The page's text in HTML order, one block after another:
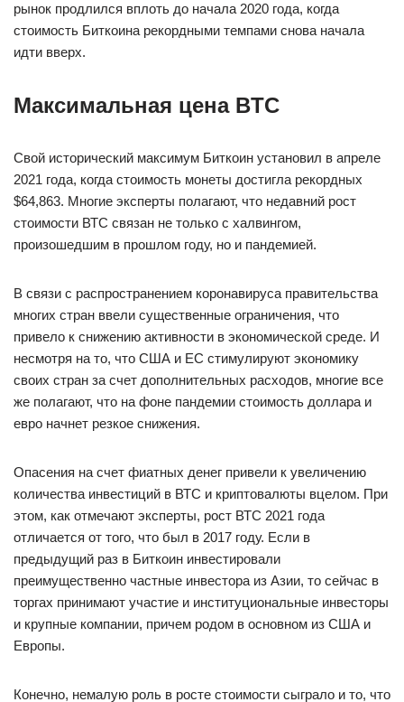
рынок продлился вплоть до начала 2020 года, когда
стоимость Биткоина рекордными темпами снова начала
идти вверх.
Максимальная цена BTC
Свой исторический максимум Биткоин установил в апреле
2021 года, когда стоимость монеты достигла рекордных
$64,863. Многие эксперты полагают, что недавний рост
стоимости ВТС связан не только с халвингом,
произошедшим в прошлом году, но и пандемией.
В связи с распространением коронавируса правительства
многих стран ввели существенные ограничения, что
привело к снижению активности в экономической среде. И
несмотря на то, что США и ЕС стимулируют экономику
своих стран за счет дополнительных расходов, многие все
же полагают, что на фоне пандемии стоимость доллара и
евро начнет резкое снижения.
Опасения на счет фиатных денег привели к увеличению
количества инвестиций в ВТС и криптовалюты вцелом. При
этом, как отмечают эксперты, рост ВТС 2021 года
отличается от того, что был в 2017 году. Если в
предыдущий раз в Биткоин инвестировали
преимущественно частные инвестора из Азии, то сейчас в
торгах принимают участие и институциональные инвесторы
и крупные компании, причем родом в основном из США и
Европы.
Конечно, немалую роль в росте стоимости сыграло и то, что